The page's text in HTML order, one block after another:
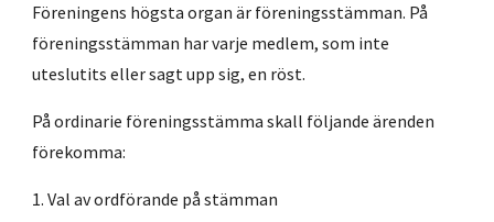
Föreningens högsta organ är föreningsstämman. På
föreningsstämman har varje medlem, som inte
uteslutits eller sagt upp sig, en röst.
På ordinarie föreningsstämma skall följande ärenden
förekomma:
1. Val av ordförande på stämman